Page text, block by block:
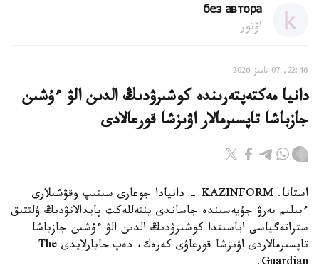
без автора
اۆتور
22:46, 07 تامىز 2026
دانيا مەكتەپتەرىندە كوشىرۋدىڭ الدىن الۋ ءۇشىن
جازباشا تاپسىرمالار اۋىزشا قورعالادى
استانا. KAZINFORM - دانيادا جوعارى سىنىپ وقۋشىلارى
ءبىلىم بەرۋ جۇيەسىندە جاساندى ينتەللەكت پايدالانۋدىڭ ۇلتتىق
ستراتەگياسى اياسىندا كوشىرۋدىڭ الدىن الۋ ءۇشىن جازباشا
تاپسىرمالاردى اۋىزشا قورعاۋى كەرەك، دەپ حابارلايدى The
Guardian.